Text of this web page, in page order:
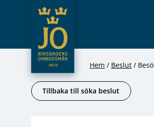
Hoppa till innehåll
JO – Riksdagens Ombudsmän
Hem Beslut
Tillbaka till söka beslut